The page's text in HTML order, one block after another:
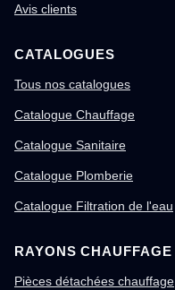
Avis clients
CATALOGUES
Tous nos catalogues
Catalogue Chauffage
Catalogue Sanitaire
Catalogue Plomberie
Catalogue Filtration de l'eau
RAYONS CHAUFFAGE
Pièces détachées chauffage